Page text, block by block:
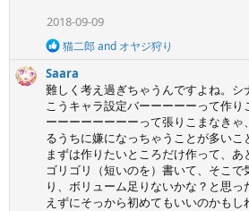
2018-09-09
R
a
t
i
o
n
s
:
猫二郎and オヤジ狩り
Saara
難しく考え過ぎちゃうんですよね。シ
こうキャラ設定バーーーーーって作
ーーーーーーーーって張りこまなき
るうちに嫌になっちゃうことが多いこ
まずは作りたいところだけ作って、
ゴリゴリ（短いのを）書いて、そこ
り、ボリューム足りないかな？と思
えずにそっから初めてもいいのかもし